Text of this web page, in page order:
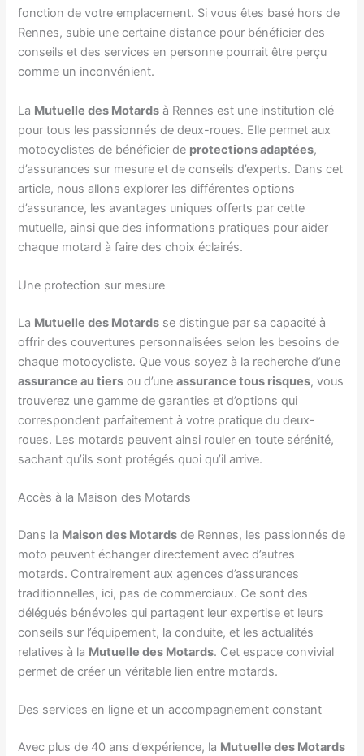
fonction de votre emplacement. Si vous êtes basé hors de
Rennes, subie une certaine distance pour bénéficier des
conseils et des services en personne pourrait être perçu
comme un inconvénient.
La Mutuelle des Motards à Rennes est une institution clé
pour tous les passionnés de deux-roues. Elle permet aux
motocyclistes de bénéficier de protections adaptées,
d’assurances sur mesure et de conseils d’experts. Dans cet
article, nous allons explorer les différentes options
d’assurance, les avantages uniques offerts par cette
mutuelle, ainsi que des informations pratiques pour aider
chaque motard à faire des choix éclairés.
Une protection sur mesure
La Mutuelle des Motards se distingue par sa capacité à
offrir des couvertures personnalisées selon les besoins de
chaque motocycliste. Que vous soyez à la recherche d’une
assurance au tiers ou d’uneassurance tous risques, vous
trouverez une gamme de garanties et d’options qui
correspondent parfaitement à votre pratique du deux-
roues. Les motards peuvent ainsi rouler en toute sérénité,
sachant qu’ils sont protégés quoi qu’il arrive.
Accès à la Maison des Motards
Dans la Maison des Motards de Rennes, les passionnés de
moto peuvent échanger directement avec d’autres
motards. Contrairement aux agences d’assurances
traditionnelles, ici, pas de commerciaux. Ce sont des
délégués bénévoles qui partagent leur expertise et leurs
conseils sur l’équipement, la conduite, et les actualités
relatives à la Mutuelle des Motards. Cet espace convivial
permet de créer un véritable lien entre motards.
Des services en ligne et un accompagnement constant
Avec plus de 40 ans d’expérience, la Mutuelle des Motards